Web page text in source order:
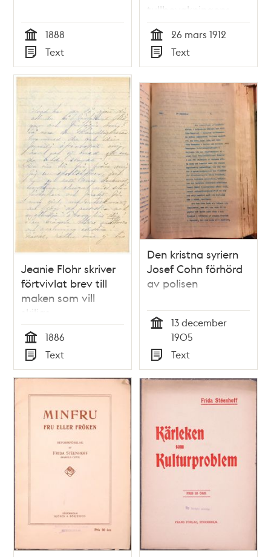
Tid
1888
Typ
Text
tullbevakningens
vaktrumslokaler –
Stadsfullmäktige
1912
Tid
26 mars 1912
Typ
Text
Jeanie Flohr skriver
förtvivlat brev till
maken som vill
skiljas
Tid
1886
Typ
Text
Den kristna syriern
Josef Cohn förhörd
av polisen
13 december
1905
Typ
Text